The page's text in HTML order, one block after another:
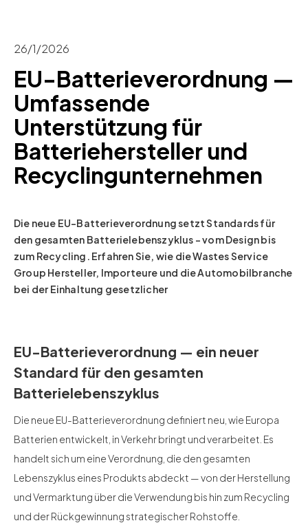
26/1/2026
EU-Batterieverordnung —
Umfassende
Unterstützung für
Batteriehersteller und
Recyclingunternehmen
Die neue EU-Batterieverordnung setzt Standards für
den gesamten Batterielebenszyklus – vom Design bis
zum Recycling. Erfahren Sie, wie die Wastes Service
Group Hersteller, Importeure und die Automobilbranche
bei der Einhaltung gesetzlicher
EU-Batterieverordnung — ein neuer
Standard für den gesamten
Batterielebenszyklus
Die neue EU-Batterieverordnung definiert neu, wie Europa
Batterien entwickelt, in Verkehr bringt und verarbeitet. Es
handelt sich um eine Verordnung, die den gesamten
Lebenszyklus eines Produkts abdeckt — von der Herstellung
und Vermarktung über die Verwendung bis hin zum Recycling
und der Rückgewinnung strategischer Rohstoffe.